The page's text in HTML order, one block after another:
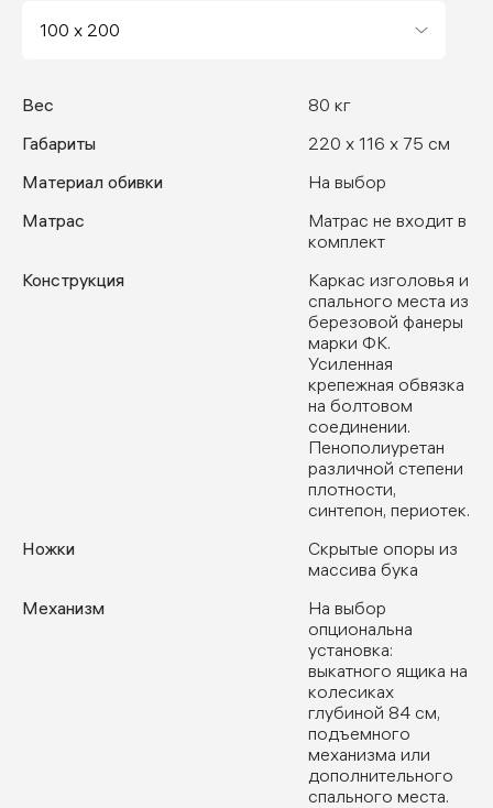
Вес
80 кг
Габариты
220 x 116 x 75 см
Материал обивки
На выбор
Матрас
Матрас не входит в
комплект
Конструкция
Каркас изголовья и
спального места из
березовой фанеры
марки ФК.
Усиленная
крепежная обвязка
на болтовом
соединении.
Пенополиуретан
различной степени
плотности,
синтепон, периотек.
Ножки
Скрытые опоры из
массива бука
Механизм
На выбор
опциональна
установка:
выкатного ящика на
колесиках
глубиной 84 см,
подъемного
механизма или
дополнительного
спального места.